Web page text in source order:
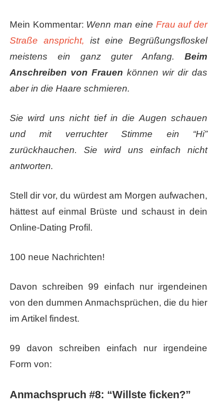
Mein Kommentar: Wenn man eine Frau auf der
Straße anspricht, ist eine Begrüßungsfloskel
meistens ein ganz guter Anfang. Beim
Anschreiben von Frauen können wir dir das
aber in die Haare schmieren.
Sie wird uns nicht tief in die Augen schauen
und mit verruchter Stimme ein “Hi”
zurückhauchen. Sie wird uns einfach nicht
antworten.
Stell dir vor, du würdest am Morgen aufwachen,
hättest auf einmal Brüste und schaust in dein
Online-Dating Profil.
100 neue Nachrichten!
Davon schreiben 99 einfach nur irgendeinen
von den dummen Anmachsprüchen, die du hier
im Artikel findest.
99 davon schreiben einfach nur irgendeine
Form von:
Anmachspruch #8: “Willste ficken?”